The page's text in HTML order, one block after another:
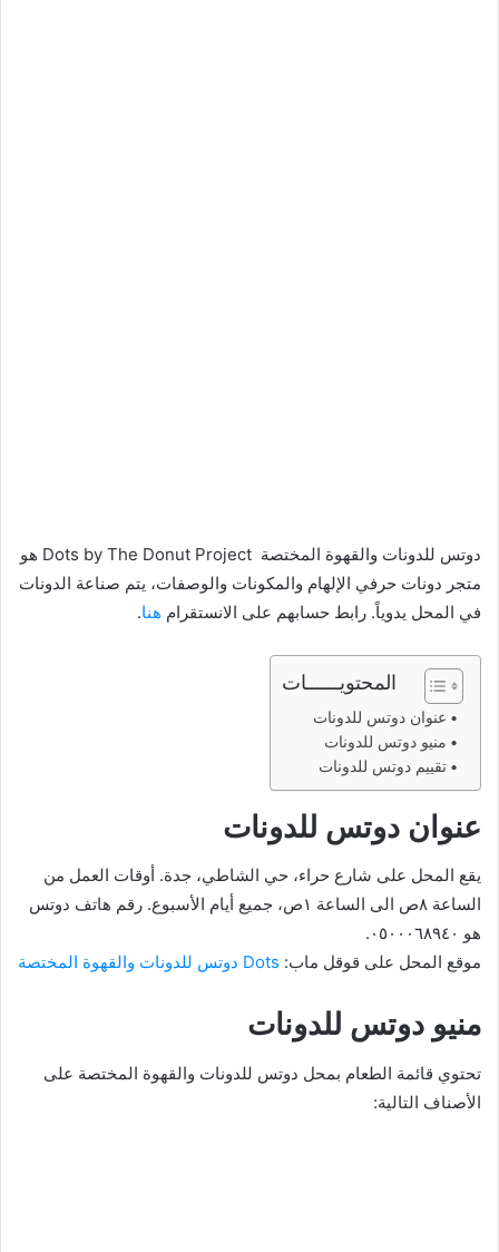
دوتس للدونات والقهوة المختصة Dots by The Donut Project هو
متجر دونات حرفي الإلهام والمكونات والوصفات، يتم صناعة الدونات
في المحل يدوياً. رابط حسابهم على الانستقرام هنا.
المحتويــــــات
عنوان دوتس للدونات
منيو دوتس للدونات
تقييم دوتس للدونات
عنوان دوتس للدونات
يقع المحل على شارع حراء، حي الشاطي، جدة. أوقات العمل من
الساعة ٨ص الى الساعة ١ص، جميع أيام الأسبوع. رقم هاتف دوتس
هو ٠٥٠٠٠٦٨٩٤٠.
موقع المحل على قوقل ماب: Dots دوتس للدونات والقهوة المختصة
منيو دوتس للدونات
تحتوي قائمة الطعام بمحل دوتس للدونات والقهوة المختصة على
الأصناف التالية: